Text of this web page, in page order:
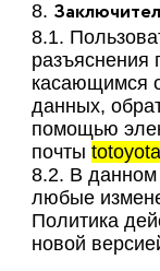
8.
8.1.
касающимся
данных,
помощью
почты
8.2. В данном
любые
Политика
новой